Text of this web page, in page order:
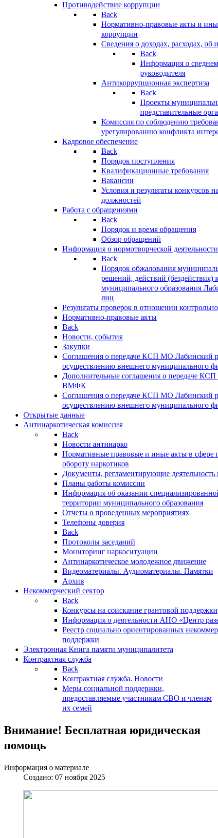
Противодействие коррупции
Back
Нормативно-правовые акты и
коррупции
Сведения о доходах, расходах, об
Back
Информация о
руководителя
Антикоррупционная экспертиза
Back
Проекты
представительные
Комиссия по соблюдению
урегулированию конфликта
Кадровое обеспечение
Back
Порядок поступления
Квалификационные требования
Вакансии
Условия и результаты конкурсов
должностей
Работа с обращениями
Back
Порядок и время обращения
Обзор обращений
Информация о нормотворческой деятельности
Back
Порядок обжалования
решений, действий (бездействия)
муниципального образования
лиц
Результаты проверок в отношении
Нормативно-правовые акты
Back
Новости, события
Закупки
Соглашения о передаче КСП МО Лабинский
осуществлению внешнего муниципального
Дополнительные соглашения о передаче
ВМФК
Соглашения о передаче КСП МО Лабинский
осуществлению внешнего муниципального
Открытые данные
Антинаркотическая комиссия
Back
Новости антинарко
Нормативные правовые и иные акты в сфере
обороту наркотиков
Документы, регламентирующие деятельность
Планы работы комиссии
Информация об оказании
территории муниципального образования
Отчеты о проведенных мероприятиях
Телефоны доверия
Back
Протоколы заседаний
Мониторинг наркоситуации
Антинаркотическое молодежное движение
Видеоматериалы. Аудиоматериалы. Памятки
Архив
Некоммерческий сектор
Back
Конкурсы на соискание грантовой поддержки
Информация о деятельности АНО «Центр
Реестр социально ориентированных
поддержки
Электронная Книга памяти муниципалитета
Контрактная служба
Back
Контрактная служба. Новости
Меры социальной поддержки,
предоставляемые участникам СВО и членам
их семей
Внимание! Бесплатная юридическая
помощь
Информация о материале
Создано: 07 ноября 2025